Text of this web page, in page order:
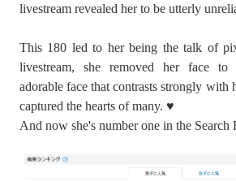
livestream revealed her to be utterly
This 180 led to her being the talk of
livestream, she removed her face
adorable face that contrasts strongly with
captured the hearts of many. ♥
And now she's number one in the Search